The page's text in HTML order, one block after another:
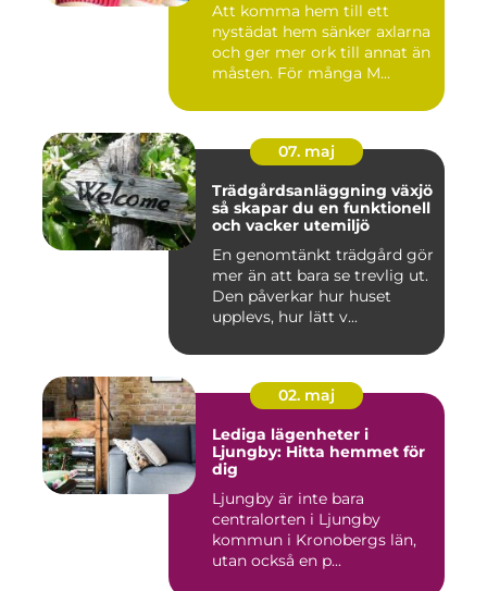
Att komma hem till ett
nystädat hem sänker axlarna
och ger mer ork till annat än
måsten. För många M...
07. maj
Trädgårdsanläggning växjö
så skapar du en funktionell
och vacker utemiljö
En genomtänkt trädgård gör
mer än att bara se trevlig ut.
Den påverkar hur huset
upplevs, hur lätt v...
02. maj
Lediga lägenheter i
Ljungby: Hitta hemmet för
dig
Ljungby är inte bara
centralorten i Ljungby
kommun i Kronobergs län,
utan också en p...